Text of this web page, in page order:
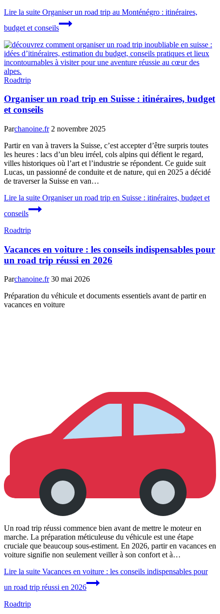
Lire la suite Organiser un road trip au Monténégro : itinéraires,
budget et conseils
Roadtrip
Organiser un road trip en Suisse : itinéraires, budget
et conseils
Parchanoine.fr 2 novembre 2025
Partir en van à travers la Suisse, c’est accepter d’être surpris toutes
les heures : lacs d’un bleu irréel, cols alpins qui défient le regard,
villes historiques où l’art et l’industrie se répondent. Ce guide suit
Lucas, un passionné de conduite et de nature, qui en 2025 a décidé
de traverser la Suisse en van…
Lire la suite Organiser un road trip en Suisse : itinéraires, budget et
conseils
Roadtrip
Vacances en voiture : les conseils indispensables pour
un road trip réussi en 2026
Parchanoine.fr 30 mai 2026
Préparation du véhicule et documents essentiels avant de partir en
vacances en voiture
Un road trip réussi commence bien avant de mettre le moteur en
marche. La préparation méticuleuse du véhicule est une étape
cruciale que beaucoup sous-estiment. En 2026, partir en vacances en
voiture signifie non seulement veiller à son confort et à…
Lire la suite Vacances en voiture : les conseils indispensables pour
un road trip réussi en 2026
Roadtrip